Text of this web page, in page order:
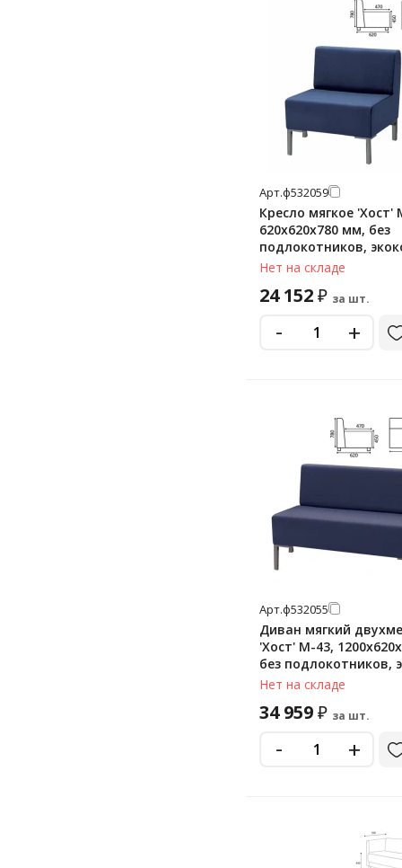
Арт.ф532059
Кресло мягкое 'Хост'
620х620х780 мм, без
подлокотников,
темно-синее
Нет на складе
24 152₽ за шт.
- +
Арт.ф532055
Диван мягкий
'Хост' М-43,
без подлокотников,
темно-синий
Нет на складе
34 959₽ за шт.
- +